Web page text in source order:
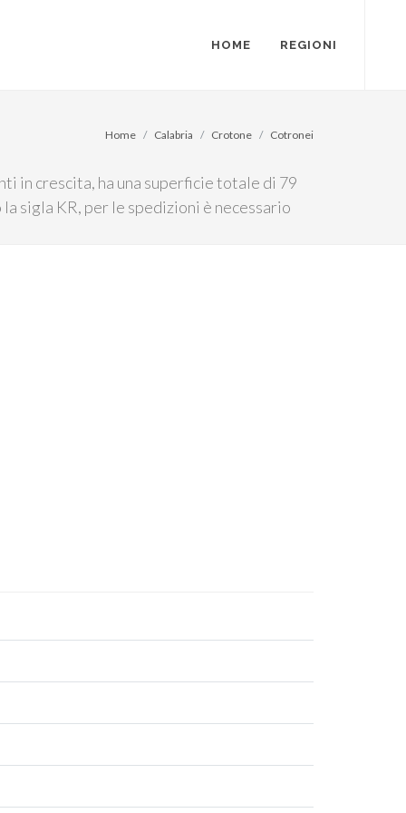
HOME REGIONI
in crescita, ha una superficie totale di 79
sigla KR, per le spedizioni è necessario
Home Calabria Crotone Cotronei